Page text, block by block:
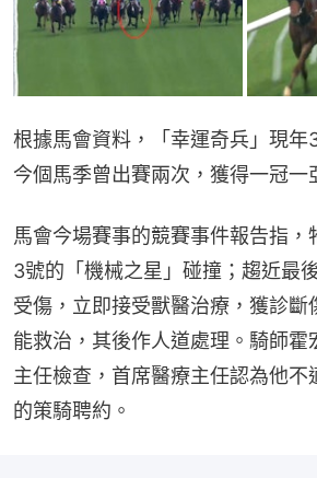
根據馬會資料，「幸運奇兵」現年
今個馬季曾出賽兩次，獲得一冠一
馬會今場賽事的競賽事件報告指，
3號的「機械之星」碰撞；趨近最
受傷，立即接受獸醫治療，獲診斷
能救治，其後作人道處理。騎師霍
主任檢查，首席醫療主任認為他不
的策騎聘約。